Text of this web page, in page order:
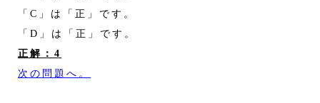
「C」は「正」です。
「D」は「正」です。
正解：4
次の問題へ。